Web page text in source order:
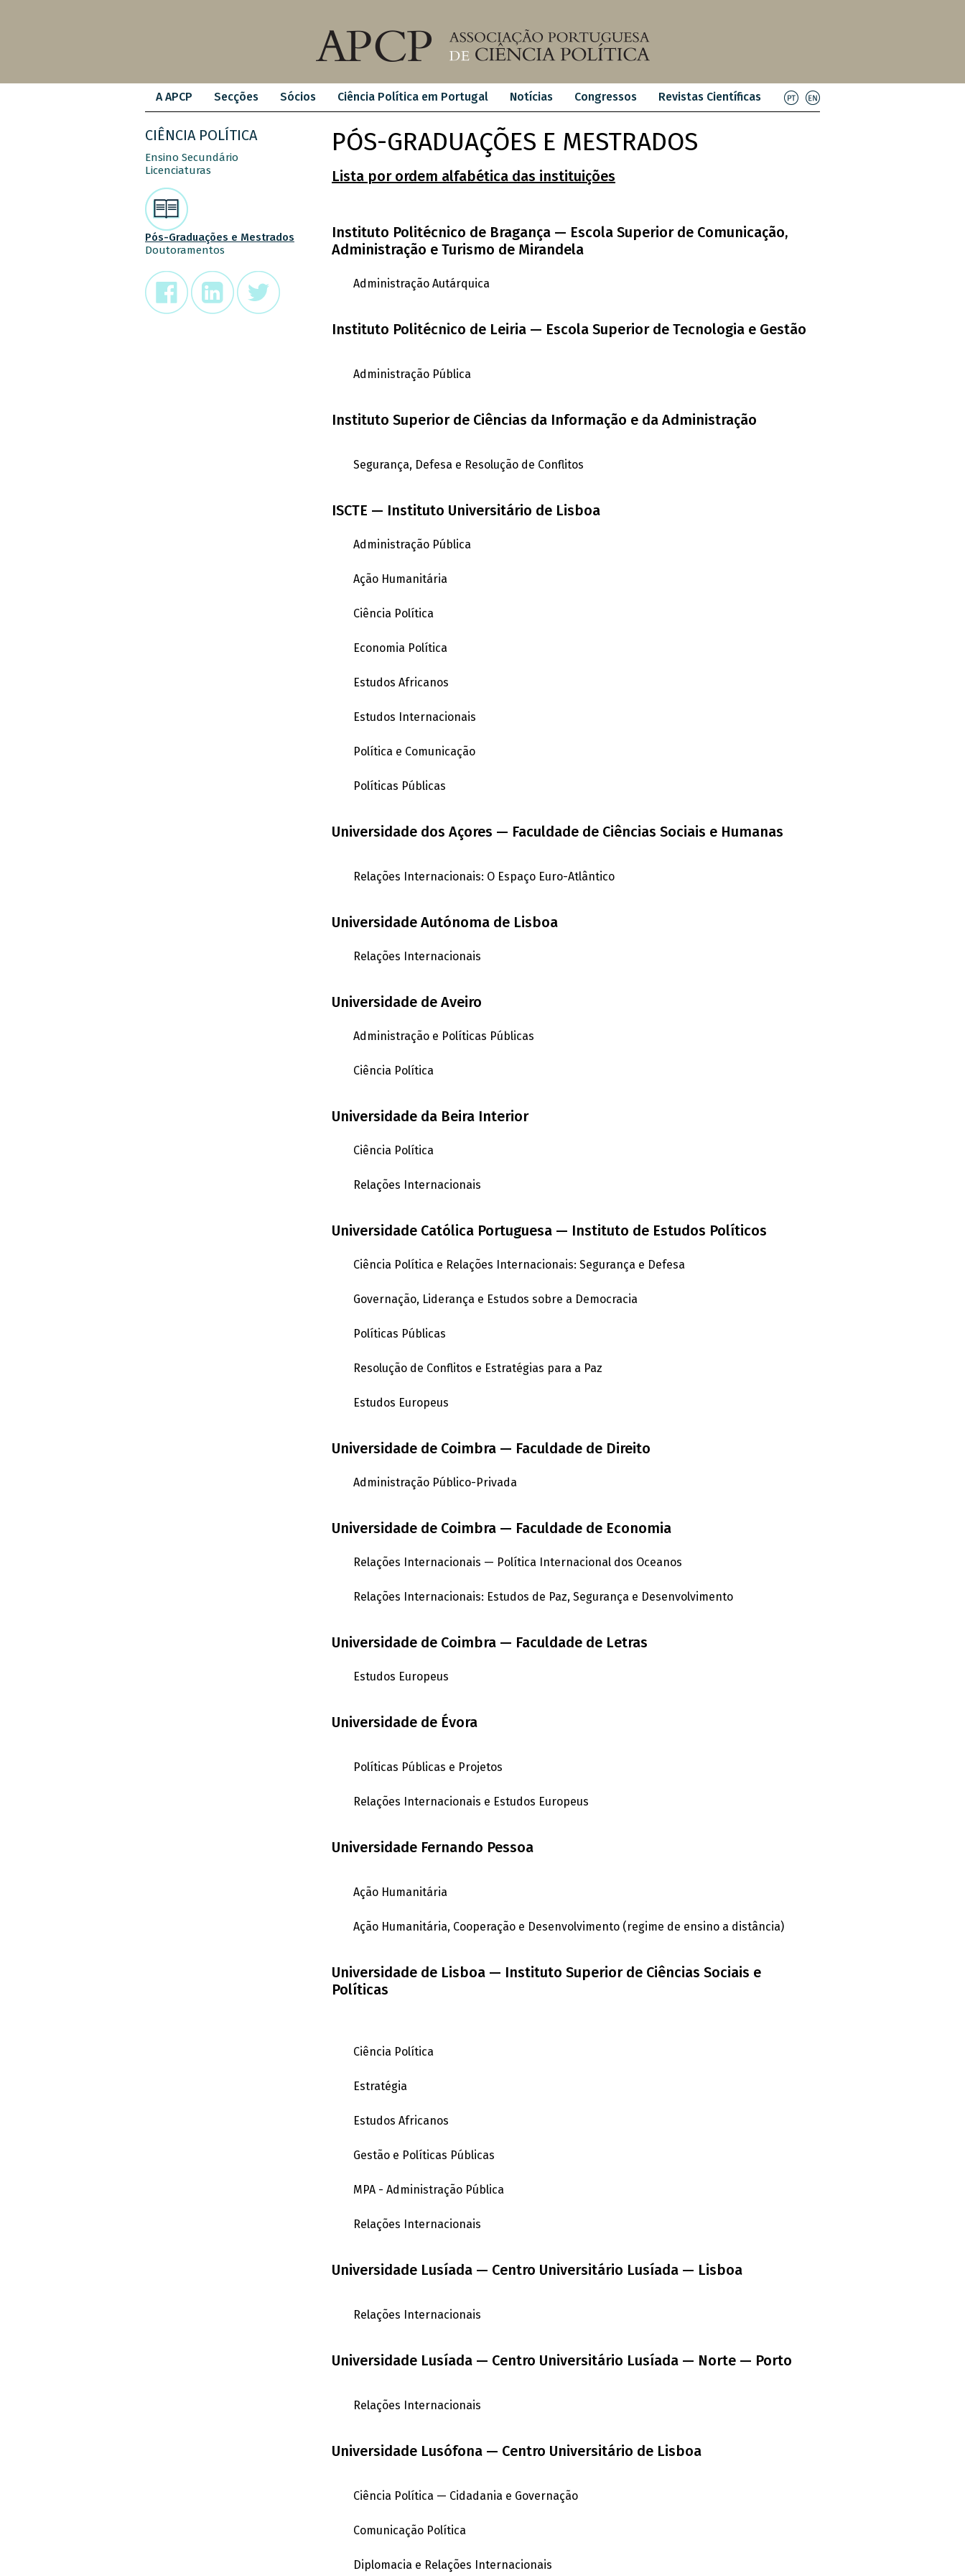
A APCP Secções Sócios Ciência Política em Portugal Notícias Congressos Revistas Científicas
CIÊNCIA POLÍTICA
Ensino Secundário
Licenciaturas
Pós-Graduações e Mestrados
Doutoramentos
PÓS-GRADUAÇÕES E MESTRADOS
Lista por ordem alfabética das instituições
Instituto Politécnico de Bragança — Escola Superior de Comunicação,
Administração e Turismo de Mirandela
Administração Autárquica
Instituto Politécnico de Leiria — Escola Superior de Tecnologia e Gestão
Administração Pública
Instituto Superior de Ciências da Informação e da Administração
Segurança, Defesa e Resolução de Conflitos
ISCTE — Instituto Universitário de Lisboa
Administração Pública
Ação Humanitária
Ciência Política
Economia Política
Estudos Africanos
Estudos Internacionais
Política e Comunicação
Políticas Públicas
Universidade dos Açores — Faculdade de Ciências Sociais e Humanas
Relações Internacionais: O Espaço Euro-Atlântico
Universidade Autónoma de Lisboa
Relações Internacionais
Universidade de Aveiro
Administração e Políticas Públicas
Ciência Política
Universidade da Beira Interior
Ciência Política
Relações Internacionais
Universidade Católica Portuguesa — Instituto de Estudos Políticos
Ciência Política e Relações Internacionais: Segurança e Defesa
Governação, Liderança e Estudos sobre a Democracia
Políticas Públicas
Resolução de Conflitos e Estratégias para a Paz
Estudos Europeus
Universidade de Coimbra — Faculdade de Direito
Administração Público-Privada
Universidade de Coimbra — Faculdade de Economia
Relações Internacionais — Política Internacional dos Oceanos
Relações Internacionais: Estudos de Paz, Segurança e Desenvolvimento
Universidade de Coimbra — Faculdade de Letras
Estudos Europeus
Universidade de Évora
Políticas Públicas e Projetos
Relações Internacionais e Estudos Europeus
Universidade Fernando Pessoa
Ação Humanitária
Ação Humanitária, Cooperação e Desenvolvimento (regime de ensino a distância)
Universidade de Lisboa — Instituto Superior de Ciências Sociais e
Políticas
Ciência Política
Estratégia
Estudos Africanos
Gestão e Políticas Públicas
MPA - Administração Pública
Relações Internacionais
Universidade Lusíada — Centro Universitário Lusíada — Lisboa
Relações Internacionais
Universidade Lusíada — Centro Universitário Lusíada — Norte — Porto
Relações Internacionais
Universidade Lusófona — Centro Universitário de Lisboa
Ciência Política — Cidadania e Governação
Comunicação Política
Diplomacia e Relações Internacionais